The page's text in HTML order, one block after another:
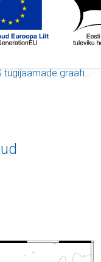
tugijaamade graafikud